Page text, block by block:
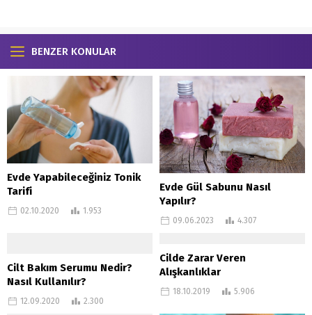
BENZER KONULAR
Evde Yapabileceğiniz Tonik
Tarifi
02.10.2020 1.953
Evde Gül Sabunu Nasıl
Yapılır?
09.06.2023 4.307
Cilt Bakım Serumu Nedir?
Nasıl Kullanılır?
12.09.2020 2.300
Cilde Zarar Veren
Alışkanlıklar
18.10.2019 5.906